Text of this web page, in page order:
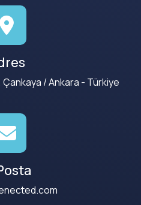
/ Ankara - Türkiye